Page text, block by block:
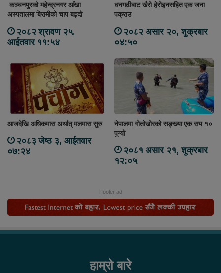
कञ्चनपुरको महेन्द्रनगर आँखा
अस्पतालमा बिरामीको चाप बढ्दो
२०८२ श्रावण २५,
आईतवार ११:५४
धनगढीबाट खैरो हेरोइनसहित एक जना
पक्राउ
२०८२ असार २०, शुक्रबार
०४:५०
आजदेखि अधिकमास अर्थात् मलमास सुरु
२०८३ जेष्ठ ३, आईतवार
०७:२४
नेपालमा गोतोखोरको सङ्ख्या एक सय १०
पुग्यो
२०८१ असार २१, शुक्रबार
१२:०५
Footer ad
हाम्रो बारे